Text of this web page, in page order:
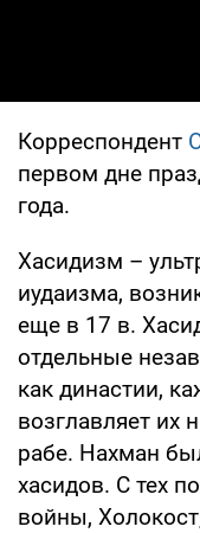
Корреспондент
первом дне
года.
Хасидизм –
иудаизма,
еще в 17 в.
отдельные
как династии,
возглавляет их
рабе. Нахман
хасидов. С тех
войны,